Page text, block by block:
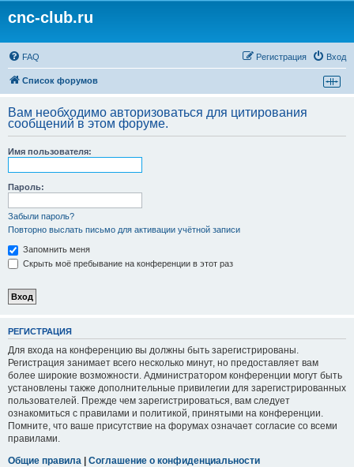
cnc-club.ru
FAQ Вход
Регистрация
Список форумов
Вам необходимо авторизоваться для цитирования
сообщений в этом форуме.
Имя пользователя:
Пароль:
Забыли пароль?
Повторно выслать письмо для активации учётной записи
Запомнить меня
Скрыть моё пребывание на конференции в этот раз
РЕГИСТРАЦИЯ
Для входа на конференцию вы должны быть зарегистрированы.
Регистрация занимает всего несколько минут, но предоставляет вам
более широкие возможности. Администратором конференции могут быть
установлены также дополнительные привилегии для зарегистрированных
пользователей. Прежде чем зарегистрироваться, вам следует
ознакомиться с правилами и политикой, принятыми на конференции.
Помните, что ваше присутствие на форумах означает согласие со всеми
правилами.
Общие правила | Соглашение о конфиденциальности